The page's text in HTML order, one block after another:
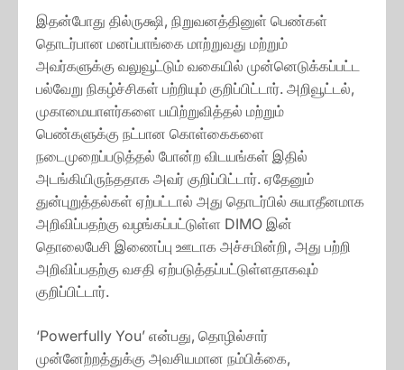
இதன்போது தில்ருக்ஷி, நிறுவனத்தினுள் பெண்கள்
தொடர்பான மனப்பாங்கை மாற்றுவது மற்றும்
அவர்களுக்கு வலுவூட்டும் வகையில் முன்னெடுக்கப்பட்ட
பல்வேறு நிகழ்ச்சிகள் பற்றியும் குறிப்பிட்டார். அறிவூட்டல்,
முகாமையாளர்களை பயிற்றுவித்தல் மற்றும்
பெண்களுக்கு நட்பான கொள்கைகளை
நடைமுறைப்படுத்தல் போன்ற விடயங்கள் இதில்
அடங்கியிருந்ததாக அவர் குறிப்பிட்டார். ஏதேனும்
துன்புறுத்தல்கள் ஏற்பட்டால் அது தொடர்பில் சுயாதீனமாக
அறிவிப்பதற்கு வழங்கப்பட்டுள்ள DIMO இன்
தொலைபேசி இணைப்பு ஊடாக அச்சமின்றி, அது பற்றி
அறிவிப்பதற்கு வசதி ஏற்படுத்தப்பட்டுள்ளதாகவும்
குறிப்பிட்டார்.
‘Powerfully You’ என்பது, தொழில்சார்
முன்னேற்றத்துக்கு அவசியமான நம்பிக்கை,